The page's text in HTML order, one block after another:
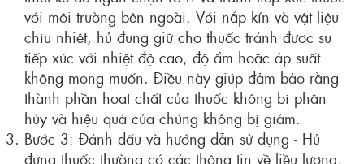
với môi trường bên ngoài. Với nắp kín và vật liệu
chịu nhiệt, hủ đựng giữ cho thuốc tránh được sự
tiếp xúc với nhiệt độ cao, độ ẩm hoặc áp suất
không mong muốn. Điều này giúp đảm bảo rằng
thành phần hoạt chất của thuốc không bị phân
hủy và hiệu quả của chúng không bị giảm.
Bước 3: Đánh dấu và hướng dẫn sử dụng - Hủ
đựng thuốc thường có các thông tin về liều lượng,